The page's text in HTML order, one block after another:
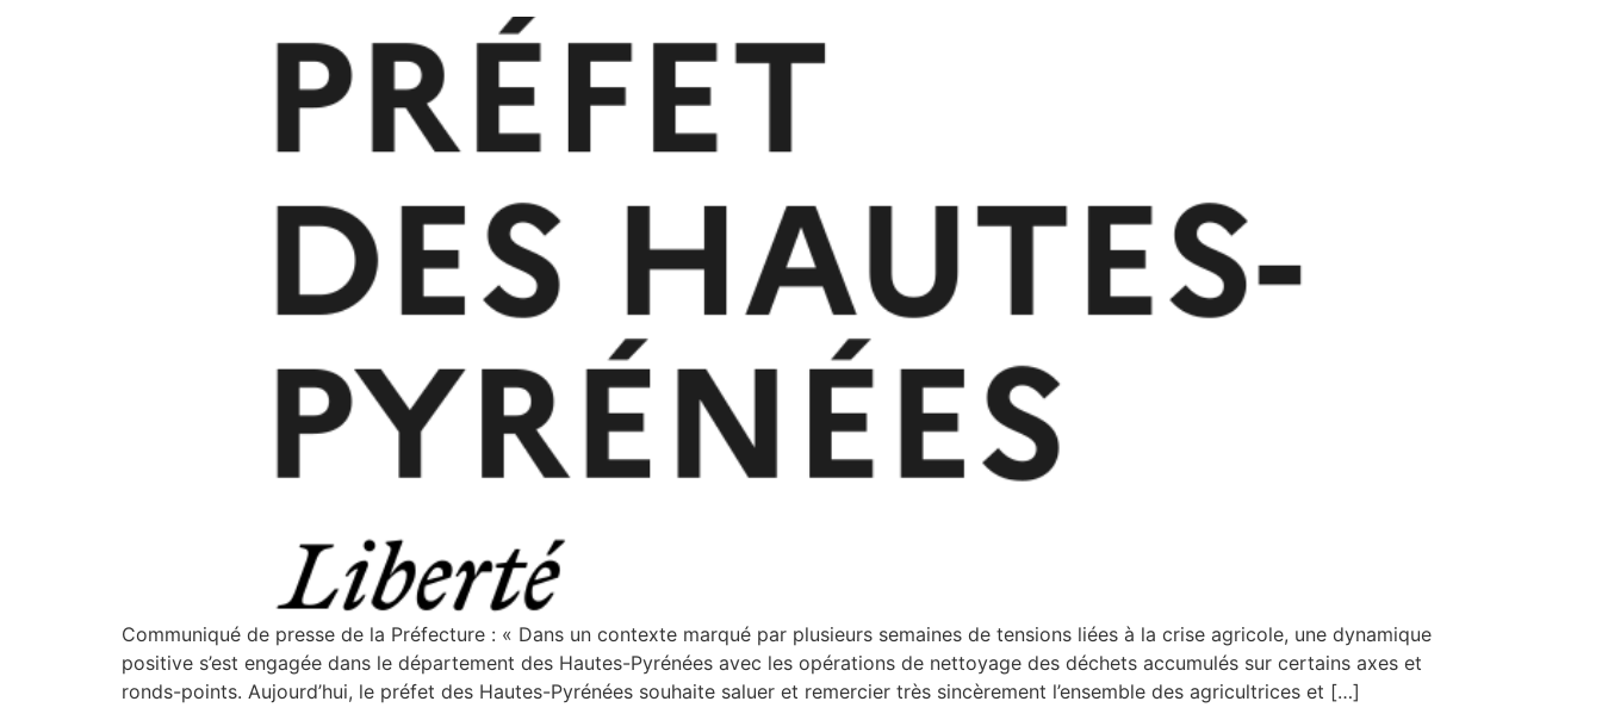
Communiqué de presse de la Préfecture : « Dans un contexte marqué par plusieurs semaines de tensions liées à la crise agricole, une dynamique
positive s’est engagée dans le département des Hautes-Pyrénées avec les opérations de nettoyage des déchets accumulés sur certains axes et
ronds-points. Aujourd’hui, le préfet des Hautes-Pyrénées souhaite saluer et remercier très sincèrement l’ensemble des agricultrices et […]